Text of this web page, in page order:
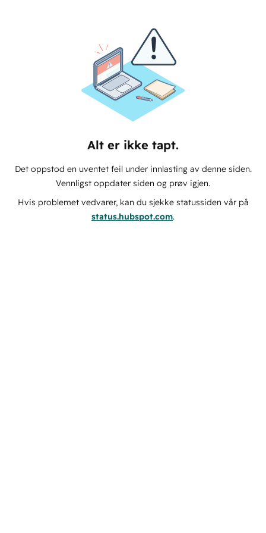
Alt er ikke tapt.
Det oppstod en uventet feil under innlasting av denne siden.
Vennligst oppdater siden og prøv igjen.
Hvis problemet vedvarer, kan du sjekke statussiden vår på
status.hubspot.com.